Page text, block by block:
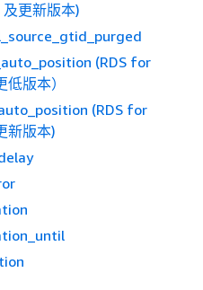
更新版本)
(RDS for
版本）
(RDS for
新版本)